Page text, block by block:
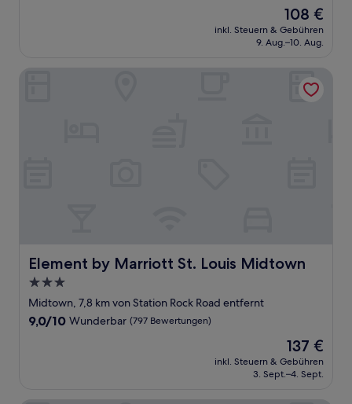
Der
Preis
beträgt
108 €
inkl. Steuern & Gebühren
9. Aug.–10. Aug.
Element by Marriott St. Louis Midtown
Element by Marriott St. Louis Midtown
3.0-
Sterne-
Unterkunft
Midtown, 7,8 km von Station Rock Road entfernt
9.0
9,0/10 Wunderbar (797 Bewertungen)
Der
Preis
beträgt
137 €
inkl. Steuern & Gebühren
3. Sept.–4. Sept.